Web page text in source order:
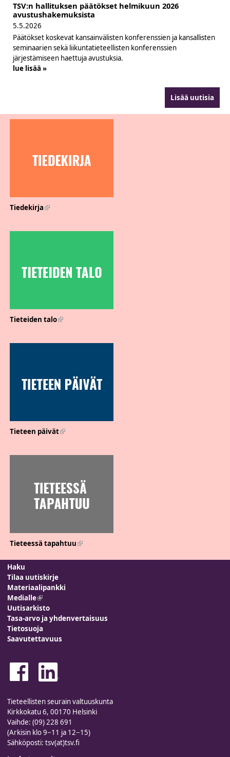
TSV:n hallituksen päätökset helmikuun 2026
avustushakemuksista
5.5.2026
Päätökset koskevat kansainvälisten konferenssien ja kansallisten
seminaarien sekä liikuntatieteellisten konferenssien
järjestämiseen haettuja avustuksia.
lue lisää »
Lisää uutisia
Tiedekirja(link is external)
Tieteiden talo(link is external)
Tieteen päivät(link is external)
Tieteessä tapahtuu(link is external)
Haku
Tilaa uutiskirje
Materiaalipankki
Medialle(link is external)
Uutisarkisto
Tasa-arvo ja yhdenvertaisuus
Tietosuoja
Saavutettavuus
Tieteellisten seurain valtuuskunta
Kirkkokatu 6, 00170 Helsinki
Vaihde: (09) 228 691
(Arkisin klo 9−11 ja 12−15)
Sähköposti: tsv(at)tsv.fi